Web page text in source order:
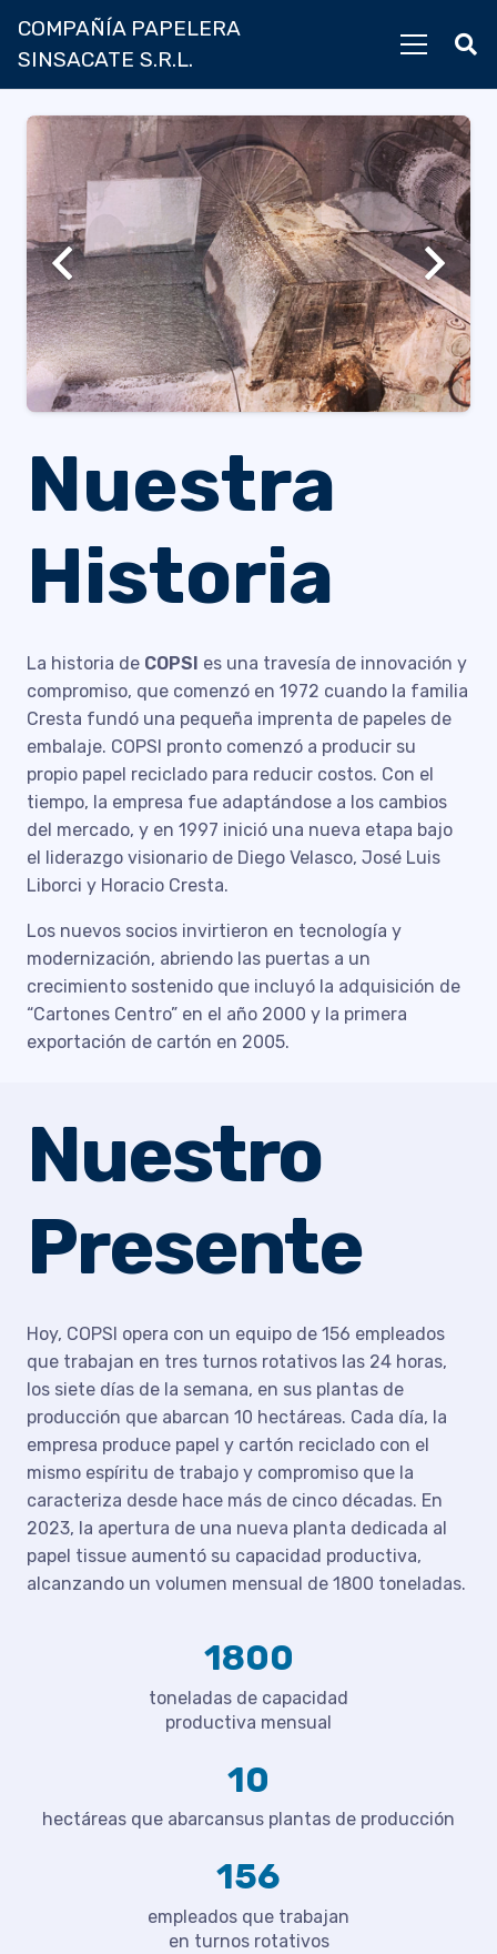
COMPAÑÍA PAPELERA
SINSACATE S.R.L.
Nuestra
Historia
La historia de COPSI es una travesía de innovación y
compromiso, que comenzó en 1972 cuando la familia
Cresta fundó una pequeña imprenta de papeles de
embalaje. COPSI pronto comenzó a producir su
propio papel reciclado para reducir costos. Con el
tiempo, la empresa fue adaptándose a los cambios
del mercado, y en 1997 inició una nueva etapa bajo
el liderazgo visionario de Diego Velasco, José Luis
Liborci y Horacio Cresta.
Los nuevos socios invirtieron en tecnología y
modernización, abriendo las puertas a un
crecimiento sostenido que incluyó la adquisición de
“Cartones Centro” en el año 2000 y la primera
exportación de cartón en 2005.
Nuestro
Presente
Hoy, COPSI opera con un equipo de 156 empleados
que trabajan en tres turnos rotativos las 24 horas,
los siete días de la semana, en sus plantas de
producción que abarcan 10 hectáreas. Cada día, la
empresa produce papel y cartón reciclado con el
mismo espíritu de trabajo y compromiso que la
caracteriza desde hace más de cinco décadas. En
2023, la apertura de una nueva planta dedicada al
papel tissue aumentó su capacidad productiva,
alcanzando un volumen mensual de 1800 toneladas.
1800
toneladas de capacidad
productiva mensual
10
hectáreas que abarcansus plantas de producción
156
empleados que trabajan
en turnos rotativos